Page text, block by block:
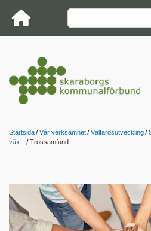
Startsida Vår verksamhet Välfärdsutveckling
väx...
Trossamfund